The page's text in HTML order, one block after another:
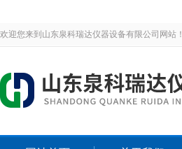
欢迎您来到山东泉科瑞达仪器设备有限公司网站！